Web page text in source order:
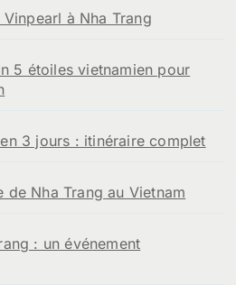
à Nha Trang
5 étoiles vietnamien pour
3 jours : itinéraire complet
de Nha Trang au Vietnam
: un événement